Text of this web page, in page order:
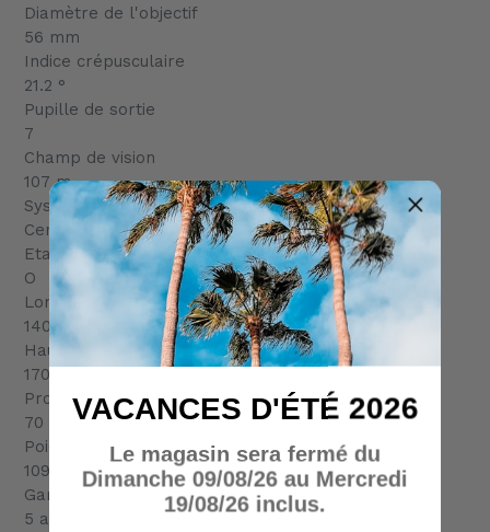
Diamètre de l'objectif
56 mm
Indice crépusculaire
21.2 °
Pupille de sortie
7
Champ de vision
107 m
Système de mise au point
Centrale
Etanche
O
Longueur
140 mm
Hauteur
170 mm
Profondeur
70 mm
Poids
1090 g
Garantie
5 années
VACANCES D'ÉTÉ 2026
Le magasin sera fermé du
Dimanche 09/08/26 au Mercredi
19/08/26 inclus.